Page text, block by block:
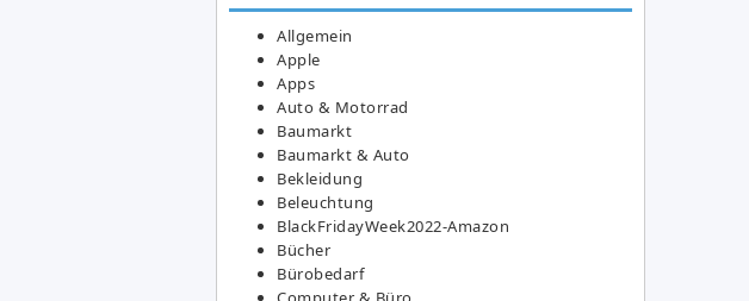
Allgemein
Apple
Apps
Auto & Motorrad
Baumarkt
Baumarkt & Auto
Bekleidung
Beleuchtung
BlackFridayWeek2022-Amazon
Bücher
Bürobedarf